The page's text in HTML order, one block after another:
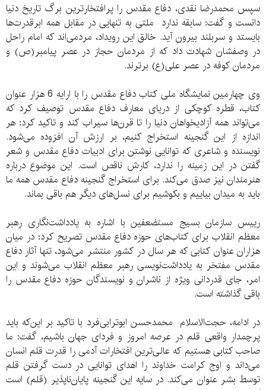
سپس محمد‌رضا نقدی، دفاع مقدس را پرافتخارترین برگ تاریخ دنیا
دانست و گفت: سابقه ندارد ملتی به تنهایی در مقابل همه ابرقدرت‌ها
بایستد و سربلند بیرون آید. خالق این رویداد، مردمی‌اند که امام راحل
در وصفشان شهادت داد که از مردمان حجاز در عصر پیامبر(ص) و
مردمان کوفه در عصر علی(ع) برترند.
وی چهارمین نمایشگاه ملی کتاب دفاع مقدس را با ارایه 6 هزار عنوان
کتاب، قطره کوچکی از دریای معارف دفاع مقدس توصیف کرد که
می‌تواند همه آزادیخواهان دنیا را تا قرن‌ها سیراب کند و تاکید کرد: هر
اندازه از این گنجینه استخراج کنیم، بر ارزش آن افزوده می‌شود.
نویسنده و شاعری که توانایی نوشتن برای ادبیات دفاع مقدس و شعر
گفتن در این زمینه را ندارد، کارش ناقص است. این موضوع درباره
هنرمندان نیز صدق می‌کند. برای استخراج گنجینه دفاع مقدس همه ما
باید به میدان بیاییم و بکوشیم برای نسل‌های دیگر هم باقی‌ بماند.
رییس سازمان بسیج مستضعفین با اشاره به یادداشت‌نگاری رهبر
معظم انقلاب برای کتاب‌های حوزه دفاع مقدس تصریح کرد: در میان
هزاران عنوان کتابی که هر سال در کشور منتشر می‌شود، تنها آثار دفاع
مقدس مفتخر به یادداشت‌نویسی رهبر معظم انقلاب می‌شوند و این
امر، جای قدردانی ویژه از ناشران و نویسندگان حوزه دفاع مقدس را
باقی گذاشته است.
در ادامه، حجت‌الاسلام محمدحسن ابوترابی‌فرد با تاکید بر این‌که باید
پرچمدار واقعی قلم در عرصه امروز و فردای جهان باشیم، گفت: ما
صاحب کتابی هستیم که عالی‌ترین افتخارات آدمی را قدرت قلم انسان
می‌داند و اوج کرامت خداوند را اهدای توانایی در دست گرفتن قلم
توسط بشر عنوان می‌کند. در سایه این گنجینه پایان‌ناپذیر (قلم) است